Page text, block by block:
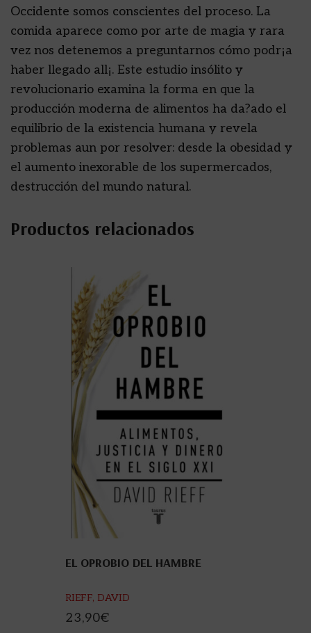
Occidente somos conscientes del proceso. La
comida aparece como por arte de magia y rara
vez nos detenemos a preguntarnos cómo podr¡a
haber llegado all¡. Este estudio insólito y
revolucionario examina la forma en que la
producción moderna de alimentos ha da?ado el
equilibrio de la existencia humana y revela
problemas aun por resolver: desde la obesidad y
el aumento inexorable de los supermercados,
destrucción del mundo natural.
Productos relacionados
EL OPROBIO DEL HAMBRE
RIEFF, DAVID
23,90€